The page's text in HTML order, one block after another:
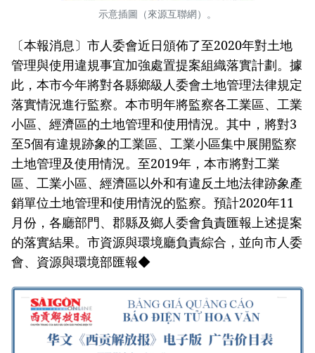
示意插圖（來源互聯網）。
〔本報消息〕市人委會近日頒佈了至2020年對土地
管理與使用違規事宜加強處置提案組織落實計劃。據
此，本市今年將對各縣鄉級人委會土地管理法律規定
落實情況進行監察。本市明年將監察各工業區、工業
小區、經濟區的土地管理和使用情況。其中，將對3
至5個有違規跡象的工業區、工業小區集中展開監察
土地管理及使用情況。至2019年，本市將對工業
區、工業小區、經濟區以外和有違反土地法律跡象產
銷單位土地管理和使用情況的監察。預計2020年11
月份，各廳部門、郡縣及鄉人委會負責匯報上述提案
的落實結果。市資源與環境廳負責綜合，並向市人委
會、資源與環境部匯報◆